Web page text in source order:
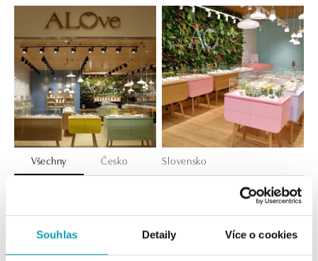
Souhlas Detaily Více o cookies
Všechny Česko Slovensko
Plzeňská 8, 150 00 Praha 5 - Anděl
tel.: +420736509250